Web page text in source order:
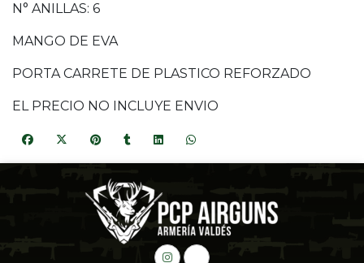
N° ANILLAS: 6
MANGO DE EVA
PORTA CARRETE DE PLASTICO REFORZADO
EL PRECIO NO INCLUYE ENVIO